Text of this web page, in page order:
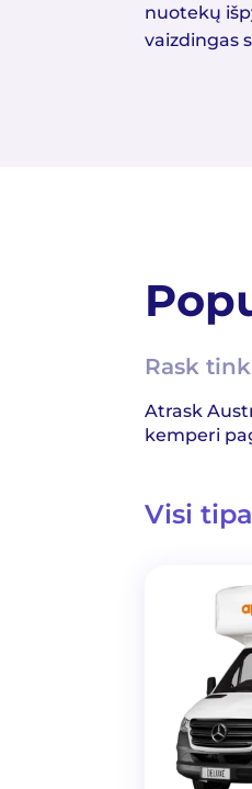
nuotekų
vaizdingas
Rask
Atrask
kemperi
Visi